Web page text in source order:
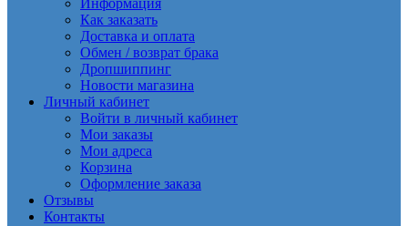
Информация
Как заказать
Доставка и оплата
Обмен / возврат брака
Дропшиппинг
Новости магазина
Личный кабинет
Войти в личный кабинет
Мои заказы
Мои адреса
Корзина
Оформление заказа
Отзывы
Контакты